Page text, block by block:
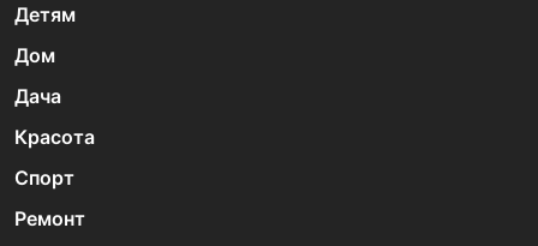
Детям
Дом
Дача
Красота
Спорт
Ремонт